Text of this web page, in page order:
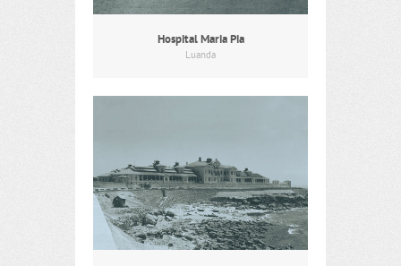
Hospital Maria Pia
Luanda